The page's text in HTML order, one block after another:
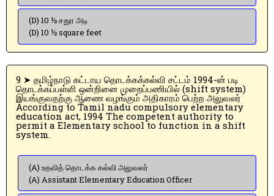
(D) 10 ½ சதுர அடி
(D) 10 ½ square feet
9 ➤ தமிழ்நாடு கட்டாய தொடக்கக்கல்வி சட்டம் 1994-ன் படி
தொடக்கப்பள்ளி ஒன்றினை முறைப்பணியில் (shift system)
இயங்குவதற்கு ஆணை வழங்கும் அதிகாரம் பெற்ற அலுவலர்
According to Tamil nadu compulsory elementary
education act, 1994 The competent authority to
permit a Elementary school to function in a shift
system.
(A) உதவித் தொடக்க கல்வி அலுவலர்
(A) Assistant Elementary Education Officer